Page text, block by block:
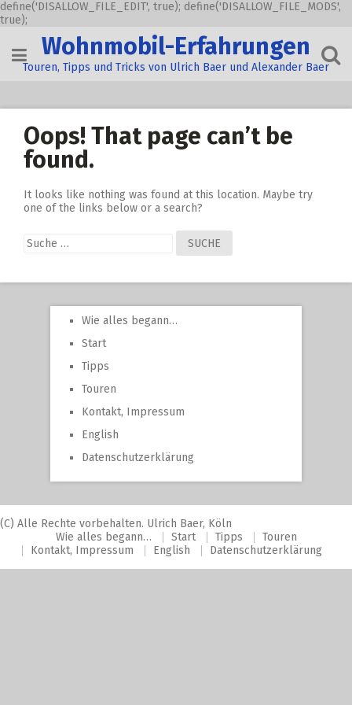
define('DISALLOW_FILE_EDIT', true); define('DISALLOW_FILE_MODS',
true);
content
Wohnmobil-Erfahrungen
Touren, Tipps und Tricks von Ulrich Baer und Alexander Baer
Oops! That page can’t be
found.
It looks like nothing was found at this location. Maybe try
one of the links below or a search?
Suche
nach:
Wie alles begann…
Start
Tipps
Touren
Kontakt, Impressum
English
Datenschutzerklärung
(C) Alle Rechte vorbehalten. Ulrich Baer, Köln
Wie alles begann…
Start Tipps
Touren
Kontakt, Impressum
English Datenschutzerklärung